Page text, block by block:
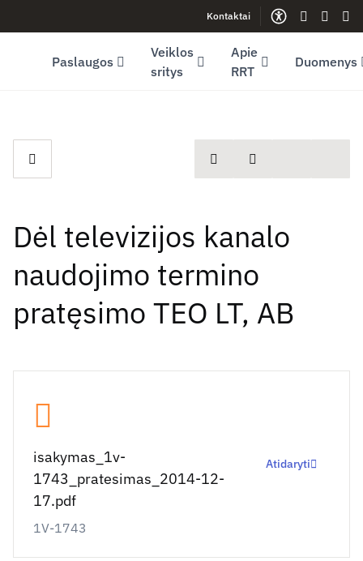
Youtube (opens in new window)Kontaktai
Gestų
Paslaugos
Veiklos
sritys
Apie
RRT
Duomenys
spausdintiDalintis
Dėl televizijos kanalo
naudojimo termino
pratęsimo TEO LT, AB
isakymas_1v-
1743_pratesimas_2014-12-
17.pdf
1V-1743
Atidaryti